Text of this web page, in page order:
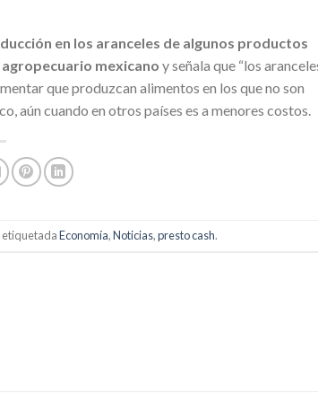
en los aranceles de algunos productos
mexicano y señala que “los
que produzcan alimentos en los que no son
aún cuando en otros países es a menores costos.
etiquetadaEconomía,Noticias,presto cash.